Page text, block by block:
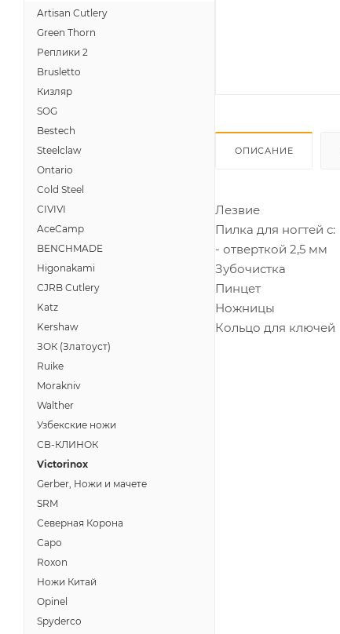
ОПИСАНИЕ
Лезвие
Пилка для ногтей с:
- отверткой 2,5 мм
Зубочистка
Пинцет
Ножницы
Кольцо для ключей
Artisan Cutlery
Green Thorn
Реплики 2
Brusletto
Кизляр
SOG
Bestech
Steelclaw
Ontario
Cold Steel
CIVIVI
AceCamp
BENCHMADE
Higonakami
CJRB Cutlery
Katz
Kershaw
ЗОК (Златоуст)
Ruike
Morakniv
Walther
Узбекские ножи
СВ-КЛИНОК
Victorinox
Gerber, Ножи и мачете
SRM
Северная Корона
Саро
Roxon
Ножи Китай
Opinel
Spyderco